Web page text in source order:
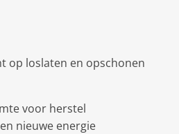
op loslaten en opschonen
voor herstel
nieuwe energie